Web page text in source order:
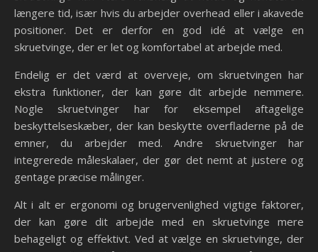
længere tid, især hvis du arbejder overhead eller i akavede
positioner. Det er derfor en god idé at vælge en
skruetvinge, der er let og komfortabel at arbejde med.
Endelig er det værd at overveje, om skruetvingen har
ekstra funktioner, der kan gøre dit arbejde nemmere.
Nogle skruetvinger har for eksempel aftagelige
beskyttelseskæber, der kan beskytte overfladerne på de
emner, du arbejder med. Andre skruetvinger har
integrerede måleskalaer, der gør det nemt at justere og
gentage præcise målinger.
Alt i alt er ergonomi og brugervenlighed vigtige faktorer,
der kan gøre dit arbejde med en skruetvinge mere
behageligt og effektivt. Ved at vælge en skruetvinge, der